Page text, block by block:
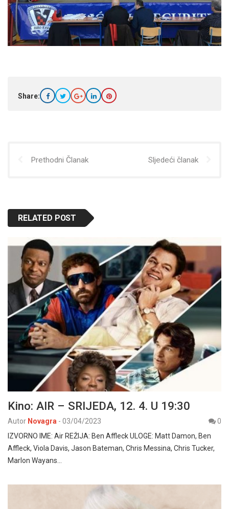
Share:
Prethodni Članak Sljedeći članak
RELATED POST
Kino: AIR – SRIJEDA, 12. 4. U 19:30
Autor Novagra - 03/04/2023
0
IZVORNO IME: Air REŽIJA: Ben Affleck ULOGE: Matt Damon, Ben
Affleck, Viola Davis, Jason Bateman, Chris Messina, Chris Tucker,
Marlon Wayans…